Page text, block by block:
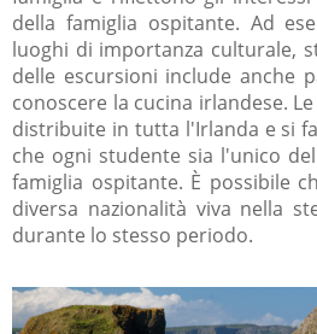
della famiglia ospitante. Ad
luoghi di importanza culturale,
delle escursioni include anche
conoscere la cucina irlandese.
distribuite in tutta l'Irlanda e si
che ogni studente sia l'unico
famiglia ospitante. È possibile
diversa nazionalità viva nella
durante lo stesso periodo.